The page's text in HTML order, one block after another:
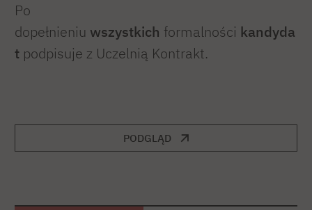
Po
dopełnieniu wszystkich formalności kandyda
t podpisuje z Uczelnią Kontrakt.
PODGLĄD